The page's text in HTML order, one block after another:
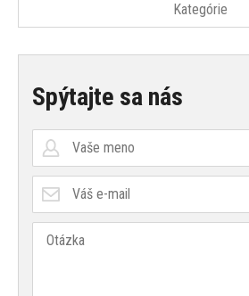
Kategórie
Spýtajte sa nás